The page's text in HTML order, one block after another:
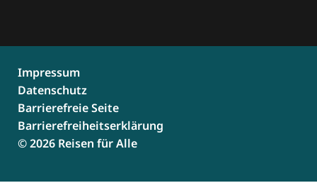
© 2026 Reisen für Alle
Impressum
Datenschutz
Barrierefreie Seite
Barrierefreiheitserklärung